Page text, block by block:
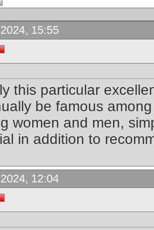
15:55
this particular
be famous
women and men,
in addition to
12:04